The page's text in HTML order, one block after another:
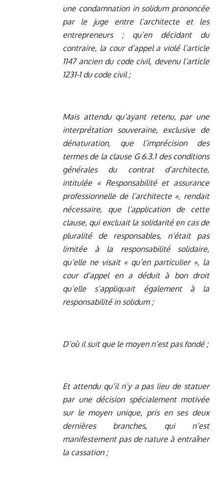
une condamnation in solidum prononcée
par le juge entre l’architecte et les
entrepreneurs ; qu’en décidant du
contraire, la cour d’appel a violé l’article
1147 ancien du code civil, devenu l’article
1231-1 du code civil ;
Mais attendu qu’ayant retenu, par une
interprétation souveraine, exclusive de
dénaturation, que l’imprécision des
termes de la clause G 6.3.1 des conditions
générales du contrat d’architecte,
intitulée « Responsabilité et assurance
professionnelle de l’architecte », rendait
nécessaire, que l’application de cette
clause, qui excluait la solidarité en cas de
pluralité de responsables, n’était pas
limitée à la responsabilité solidaire,
qu’elle ne visait « qu’en particulier », la
cour d’appel en a déduit à bon droit
qu’elle s’appliquait également à la
responsabilité in solidum ;
D’où il suit que le moyen n’est pas fondé ;
Et attendu qu’il n’y a pas lieu de statuer
par une décision spécialement motivée
sur le moyen unique, pris en ses deux
dernières branches, qui n’est
manifestement pas de nature à entraîner
la cassation ;